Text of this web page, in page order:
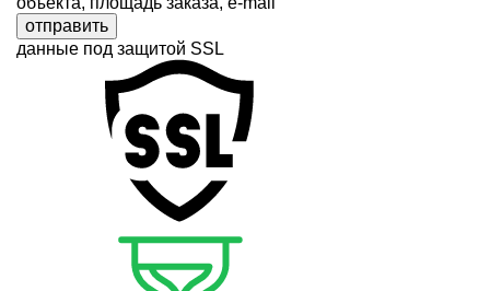
отправить
данные под защитой SSL